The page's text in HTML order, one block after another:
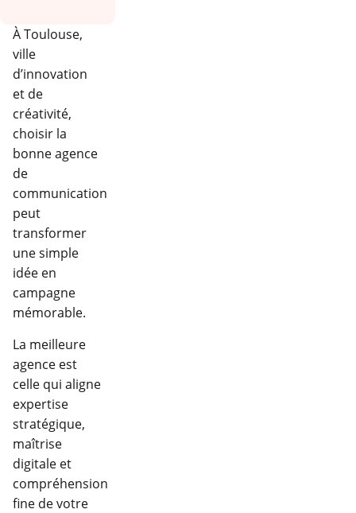
À Toulouse,
ville
d’innovation
et de
créativité,
choisir la
bonne agence
de
communication
peut
transformer
une simple
idée en
campagne
mémorable.
La meilleure
agence est
celle qui aligne
expertise
stratégique,
maîtrise
digitale et
compréhension
fine de votre